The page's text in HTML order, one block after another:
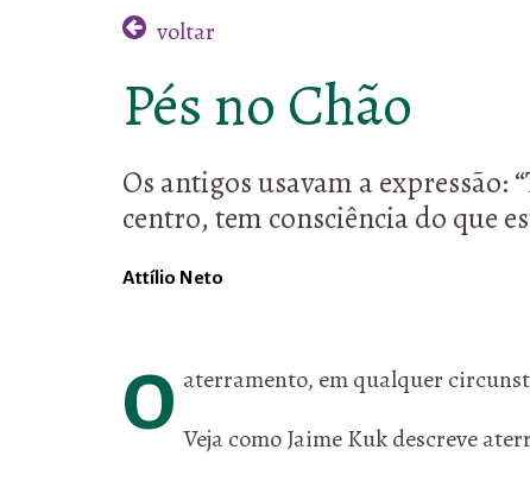
voltar
Pés no Chão
Os antigos usavam a expressão:
centro, tem consciência do que
Attílio Neto
O aterramento, em qualquer
Veja como Jaime Kuk descreve